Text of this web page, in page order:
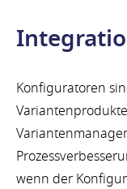
Konfiguratoren
wenn der